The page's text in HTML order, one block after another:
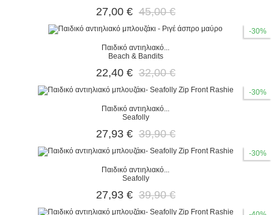
27,00 € 45,00 €
-30%
Παιδικό αντιηλιακό...
Beach & Bandits
22,40 € 32,00 €
-30%
Παιδικό αντιηλιακό...
Seafolly
27,93 € 39,90 €
-30%
Παιδικό αντιηλιακό...
Seafolly
27,93 € 39,90 €